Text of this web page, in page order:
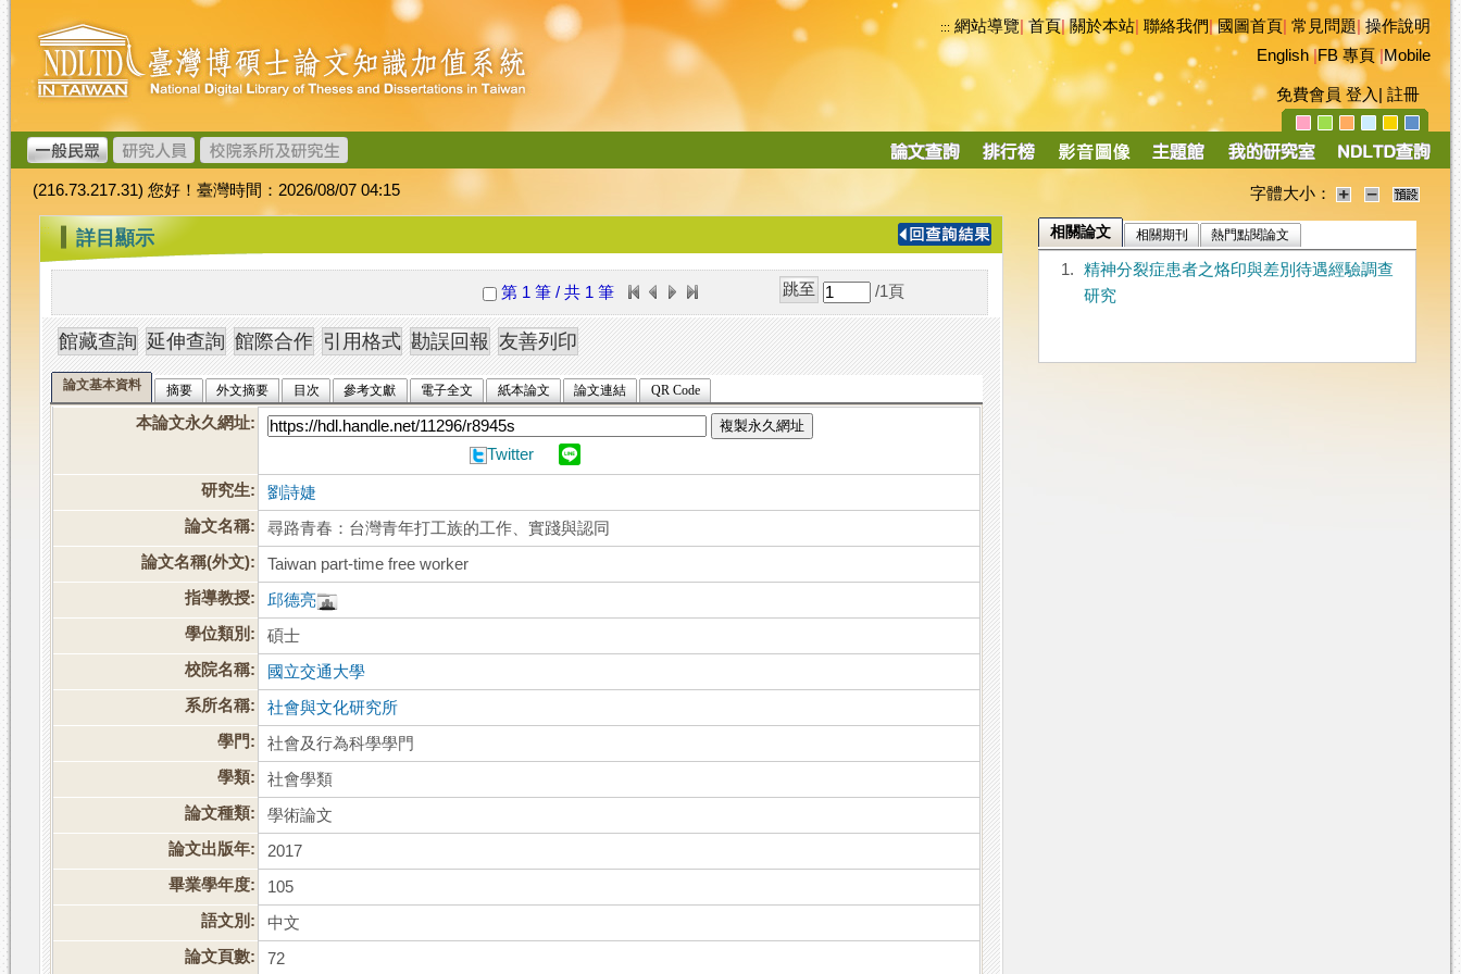
跳
到
主
要
內
容
臺
灣
博
碩
士
論
文
加
值
系
統
::: 網站導覽|首頁|關於本站 聯絡我們|國圖首頁 常見問題|操作說明
English|FB 專頁|Mobile
免費會員 登入 註冊
導
(216.73.217.31) 您好！臺灣時間：2026/08/07 04:15 字體大小：
::: 詳目顯示
第 1 筆 / 共 1 筆 /1 頁
論文基本資料 摘要 外文摘要 目次 參考文獻 電子全文 紙本論文 論文連結 QR Code
本論文永久網址: 複製永久網址
Twitter
研究生:
劉詩婕
論文名稱:
尋路青春：台灣青年打工族的工作、實踐與認同
論文名稱(外文):
Taiwan part-time free worker
指導教授:
邱德亮
學位類別:
碩士
校院名稱:
國立交通大學
系所名稱:
社會與文化研究所
學門:
社會及行為科學學門
學類:
社會學類
論文種類:
學術論文
論文出版年:
2017
畢業學年度:
105
語文別:
中文
論文頁數:
72
相關論文 相關期刊 熱門點閱論文
1.
精神分裂症患者之烙印與差別待遇經驗調查
研究